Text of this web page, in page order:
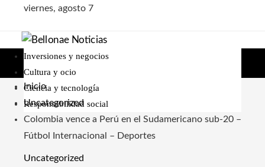
viernes, agosto 7
Inversiones y negocios
Cultura y ocio
Ciencia y tecnología
Responsabilidad social
Inicio
Uncategorized
Colombia vence a Perú en el Sudamericano sub-20 –
Fútbol Internacional – Deportes
Uncategorized